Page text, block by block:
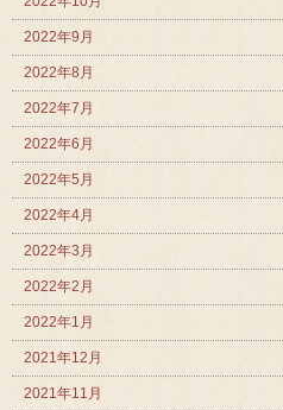
2022年9月
2022年8月
2022年7月
2022年6月
2022年5月
2022年4月
2022年3月
2022年2月
2022年1月
2021年12月
2021年11月